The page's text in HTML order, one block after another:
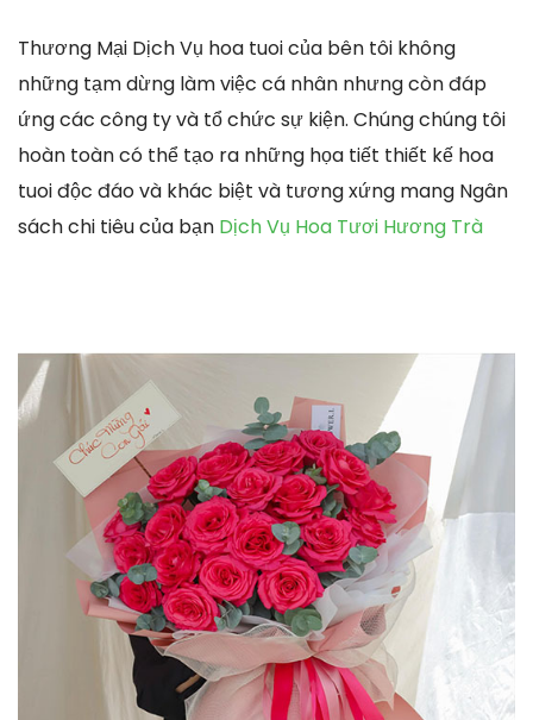
Thương Mại Dịch Vụ hoa tuoi của bên tôi không
những tạm dừng làm việc cá nhân nhưng còn đáp
ứng các công ty và tổ chức sự kiện. Chúng chúng tôi
hoàn toàn có thể tạo ra những họa tiết thiết kế hoa
tuoi độc đáo và khác biệt và tương xứng mang Ngân
sách chi tiêu của bạn Dịch Vụ Hoa Tươi Hương Trà